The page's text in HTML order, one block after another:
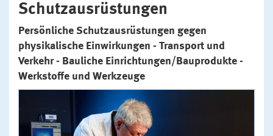
Schutzausrüstungen
Persönliche Schutzausrüstungen gegen
physikalische Einwirkungen - Transport und
Verkehr - Bauliche Einrichtungen/Bauprodukte -
Werkstoffe und Werkzeuge